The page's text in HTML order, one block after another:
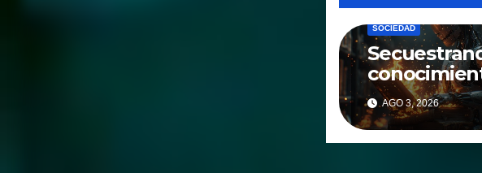
SOCIEDAD
el saber
AGO 3, 2026